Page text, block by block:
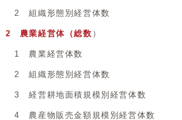
2 組織形態別経営体数
2 農業経営体（総数 ）
1 農業経営体数
2 組織形態別経営体数
3 経営耕地面積規模別経営体数
4 農産物販売金額規模別経営体数